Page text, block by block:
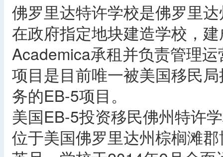
佛罗里达特许学校是佛罗里
在政府指定地块建造学校，
Academica承租并负责管理
项目是目前唯一被美国移民
务的EB-5项目。
美国EB-5投资移民佛州特许
位于美国佛罗里达州棕榈滩